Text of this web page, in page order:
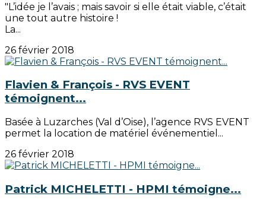
"L’idée je l’avais ; mais savoir si elle était viable, c’était
une tout autre histoire !
La...
26 février 2018
Flavien & François - RVS EVENT
témoignent...
Basée à Luzarches (Val d’Oise), l’agence RVS EVENT
permet la location de matériel événementiel...
26 février 2018
Patrick MICHELETTI - HPMI témoigne...